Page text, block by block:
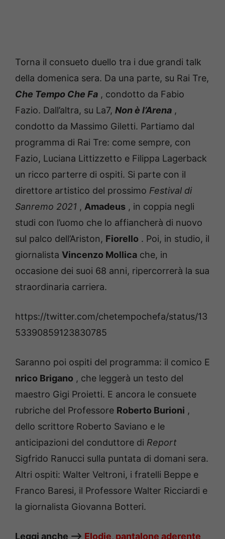
Torna il consueto duello tra i due grandi talk
della domenica sera. Da una parte, su Rai Tre,
Che Tempo Che Fa , condotto da Fabio
Fazio. Dall’altra, su La7, Non è l’Arena ,
condotto da Massimo Giletti. Partiamo dal
programma di Rai Tre: come sempre, con
Fazio, Luciana Littizzetto e Filippa Lagerback
un ricco parterre di ospiti. Si parte con il
direttore artistico del prossimo Festival di
Sanremo 2021 , Amadeus , in coppia negli
studi con l’uomo che lo affiancherà di nuovo
sul palco dell’Ariston, Fiorello . Poi, in studio, il
giornalista Vincenzo Mollica che, in
occasione dei suoi 68 anni, ripercorrerà la sua
straordinaria carriera.
https://twitter.com/chetempochefa/status/13
53390859123830785
Saranno poi ospiti del programma: il comico E
nrico Brigano , che leggerà un testo del
maestro Gigi Proietti. E ancora le consuete
rubriche del Professore Roberto Burioni ,
dello scrittore Roberto Saviano e le
anticipazioni del conduttore di Report
Sigfrido Ranucci sulla puntata di domani sera.
Altri ospiti: Walter Veltroni, i fratelli Beppe e
Franco Baresi, il Professore Walter Ricciardi e
la giornalista Giovanna Botteri.
Leggi anche —-> Elodie, pantalone aderente